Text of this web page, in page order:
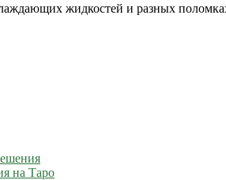
жидкостей и разных
на Таро